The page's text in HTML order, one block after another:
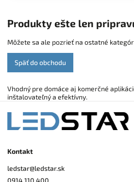
Produkty ešte len
Môžete sa ale pozrieť na ostatné
Späť do obchodu
Vhodný pre domáce aj komerčné
inštalovateľný a efektívny.
Kontakt
ledstar@ledstar.sk